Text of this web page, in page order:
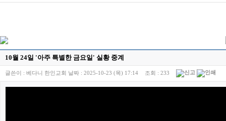
10월 24일 '아주 특별한 금요일' 실황 중계
글쓴이 : 베다니 한인교회 날짜 : 2025-10-23 (목) 17:14 조회 : 233